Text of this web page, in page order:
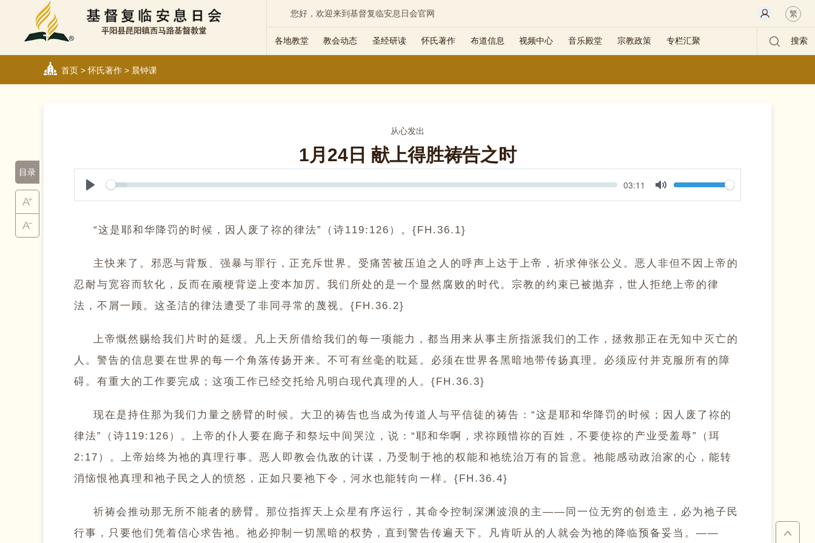
您好，欢迎来到基督复临安息日会官网 繁
各地教堂 教会动态 圣经研读 怀氏著作 布道信息 视频中心 音乐殿堂 宗教政策 专栏汇聚 搜索
首页>怀氏著作> 晨钟课
从心发出
1月24日 献上得胜祷告之时
Seek Current
03:11 Volume
“这是耶和华降罚的时候，因人废了祢的律法”（诗119:126）。{FH.36.1}
主快来了。邪恶与背叛、强暴与罪行，正充斥世界。受痛苦被压迫之人的呼声上达于上帝，祈求伸张公义。恶人非但不因上帝的
忍耐与宽容而软化，反而在顽梗背逆上变本加厉。我们所处的是一个显然腐败的时代。宗教的约束已被抛弃，世人拒绝上帝的律
法，不屑一顾。这圣洁的律法遭受了非同寻常的蔑视。{FH.36.2}
上帝慨然赐给我们片时的延缓。凡上天所借给我们的每一项能力，都当用来从事主所指派我们的工作，拯救那正在无知中灭亡的
人。警告的信息要在世界的每一个角落传扬开来。不可有丝毫的耽延。必须在世界各黑暗地带传扬真理。必须应付并克服所有的障
碍。有重大的工作要完成；这项工作已经交托给凡明白现代真理的人。{FH.36.3}
现在是持住那为我们力量之膀臂的时候。大卫的祷告也当成为传道人与平信徒的祷告：“这是耶和华降罚的时候；因人废了祢的
律法”（诗119:126）。上帝的仆人要在廊子和祭坛中间哭泣，说：“耶和华啊，求祢顾惜祢的百姓，不要使祢的产业受羞辱”（珥
2:17）。上帝始终为祂的真理行事。恶人即教会仇敌的计谋，乃受制于祂的权能和祂统治万有的旨意。祂能感动政治家的心，能转
消恼恨祂真理和祂子民之人的愤怒，正如只要祂下令，河水也能转向一样。{FH.36.4}
祈祷会推动那无所不能者的膀臂。那位指挥天上众星有序运行，其命令控制深渊波浪的主——同一位无穷的创造主，必为祂子民
行事，只要他们凭着信心求告祂。祂必抑制一切黑暗的权势，直到警告传遍天下。凡肯听从的人就会为祂的降临预备妥当。——
目录